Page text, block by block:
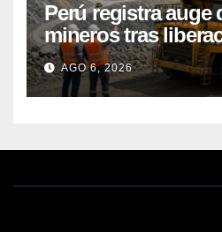
Perú registra auge
mineros tras
de mil
cobre y oro
AGO 6, 2026